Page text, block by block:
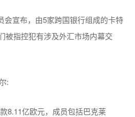
会宣布，由5家跨国银行组成的卡特
被指控犯有涉及外汇市场内幕交
:
8.11亿欧元，成员包括巴克莱